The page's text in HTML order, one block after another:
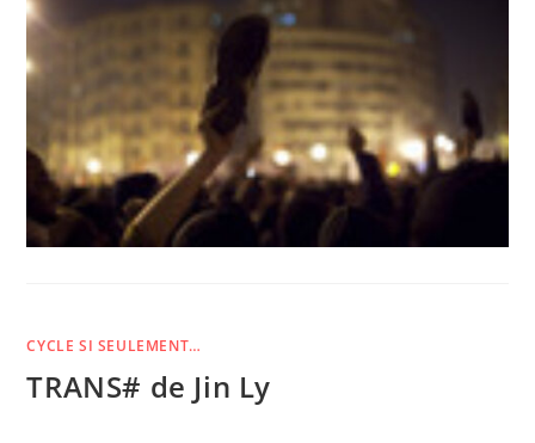
CYCLE SI SEULEMENT…
TRANS# de Jin Ly